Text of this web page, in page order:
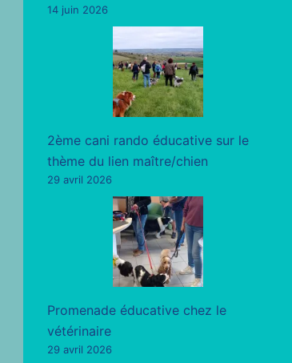
14 juin 2026
2ème cani rando éducative sur le
thème du lien maître/chien
29 avril 2026
Promenade éducative chez le
vétérinaire
29 avril 2026